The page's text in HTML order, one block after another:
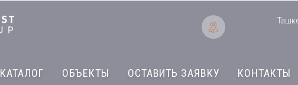
КАТАЛОГ ОБЪЕКТЫ ОСТАВИТЬ ЗАЯВКУ КОНТАКТЫ